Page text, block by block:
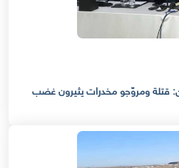
قتلة ومروّجو مخدرات يثيرون غضب